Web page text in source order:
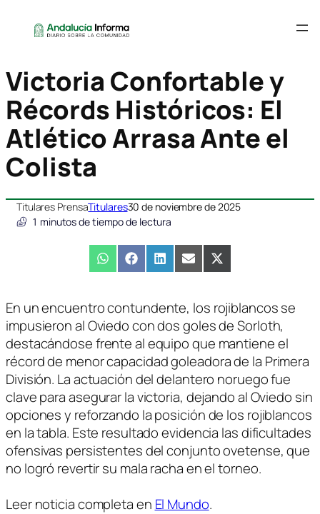
Victoria Confortable y
Récords Históricos: El
Atlético Arrasa Ante el
Colista
Titulares PrensaTitulares30 de noviembre de 2025
1 minutos de tiempo de lectura
Compartir
en
WhatsAppCompartir
en
FacebookCompartir
en
LinkedInCompartir
en
EmailCompartir
en
X
(Twitter)
En un encuentro contundente, los rojiblancos se
impusieron al Oviedo con dos goles de Sorloth,
destacándose frente al equipo que mantiene el
récord de menor capacidad goleadora de la Primera
División. La actuación del delantero noruego fue
clave para asegurar la victoria, dejando al Oviedo sin
opciones y reforzando la posición de los rojiblancos
en la tabla. Este resultado evidencia las dificultades
ofensivas persistentes del conjunto ovetense, que
no logró revertir su mala racha en el torneo.
Leer noticia completa en El Mundo.